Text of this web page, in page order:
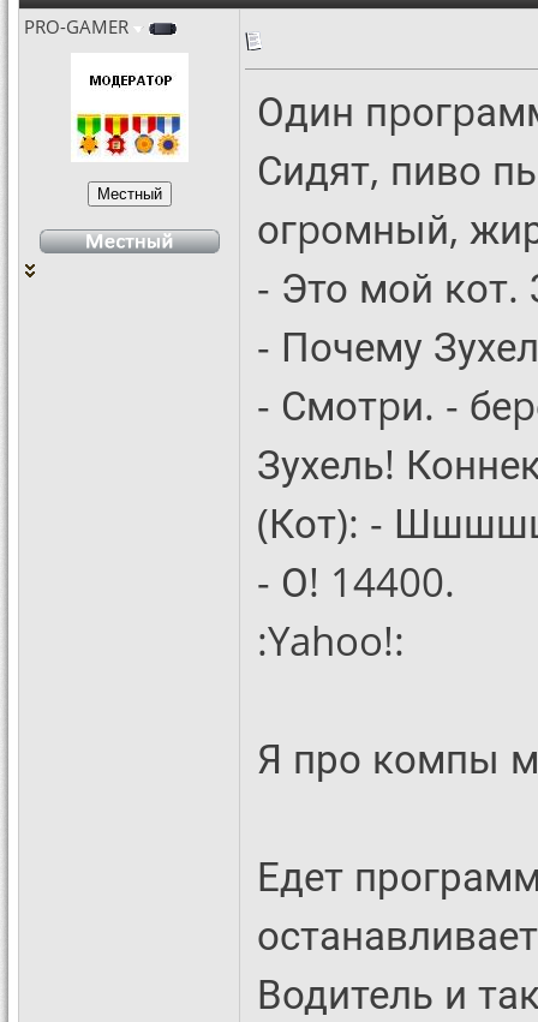
PRO-GAMER
Один
Сидят, пиво
огpомный,
- Это мой кот.
- Почему
- Смотpи. -
Зухель!
(Кот): -
- О! 14400.
:Yahoo!:
Я про компы
Едет
Водитель и